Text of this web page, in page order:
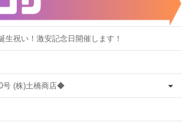
生祝い！激安記念日開催します！
号 (株)土橋商店◆